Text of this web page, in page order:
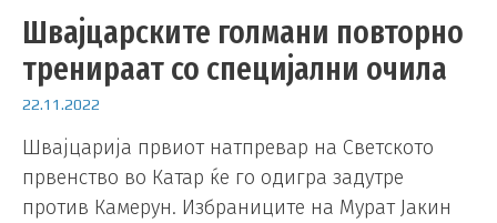
Швајцарските голмани повторно
тренираат со специјални очила
22.11.2022
Швајцарија првиот натпревар на Светското
првенство во Катар ќе го одигра задутре
против Камерун. Избраниците на Мурат Јакин